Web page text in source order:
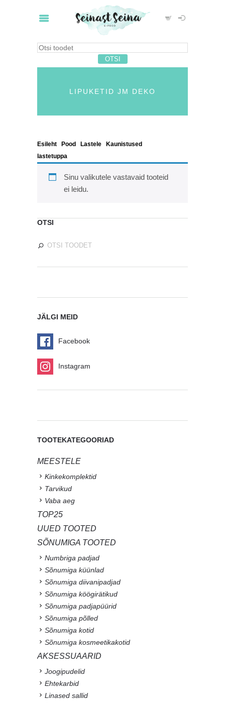
LIPUKETID JM DEKO
Esileht Pood Lastele
Kaunistused
lastetuppa
Sinu valikutele vastavaid tooteid
ei leidu.
OTSI
JÄLGI MEID
Facebook
Instagram
TOOTEKATEGOORIAD
MEESTELE
Kinkekomplektid
Tarvikud
Vaba aeg
TOP25
UUED TOOTED
SÕNUMIGA TOOTED
Numbriga padjad
Sõnumiga küünlad
Sõnumiga diivanipadjad
Sõnumiga köögirätikud
Sõnumiga padjapüürid
Sõnumiga põlled
Sõnumiga kotid
Sõnumiga kosmeetikakotid
AKSESSUAARID
Joogipudelid
Ehtekarbid
Linased sallid